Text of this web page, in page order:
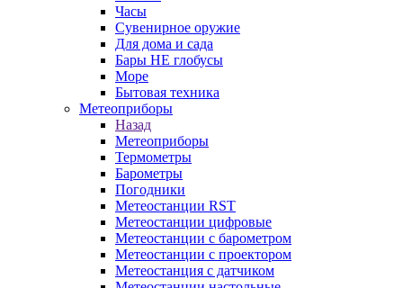
Часы
Сувенирное оружие
Для дома и сада
Бары НЕ глобусы
Море
Бытовая техника
Метеоприборы
Назад
Метеоприборы
Термометры
Барометры
Погодники
Метеостанции RST
Метеостанции цифровые
Метеостанции с барометром
Метеостанции с проектором
Метеостанция с датчиком